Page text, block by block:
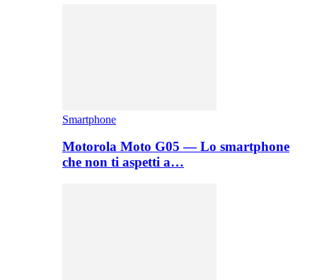
Smartphone
Motorola Moto G05 — Lo smartphone
che non ti aspetti a…